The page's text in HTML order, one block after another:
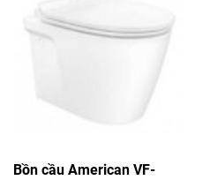
Bồn cầu American VF-